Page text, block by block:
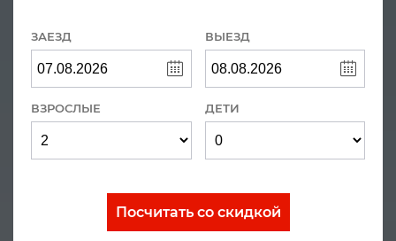
ЗАЕЗД ВЫЕЗД
ВЗРОСЛЫЕ ДЕТИ
Посчитать со скидкой